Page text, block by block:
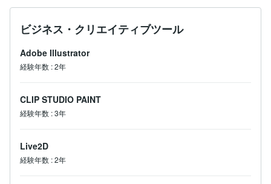
ビジネス・クリエイティブツール
Adobe Illustrator
経験年数 :2年
CLIP STUDIO PAINT
経験年数 :3年
Live2D
経験年数 :2年